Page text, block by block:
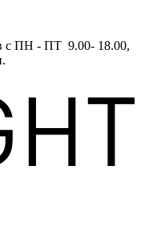
с ПН - ПТ 9.00- 18.00,